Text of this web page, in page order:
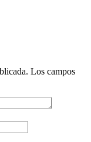
Los campos